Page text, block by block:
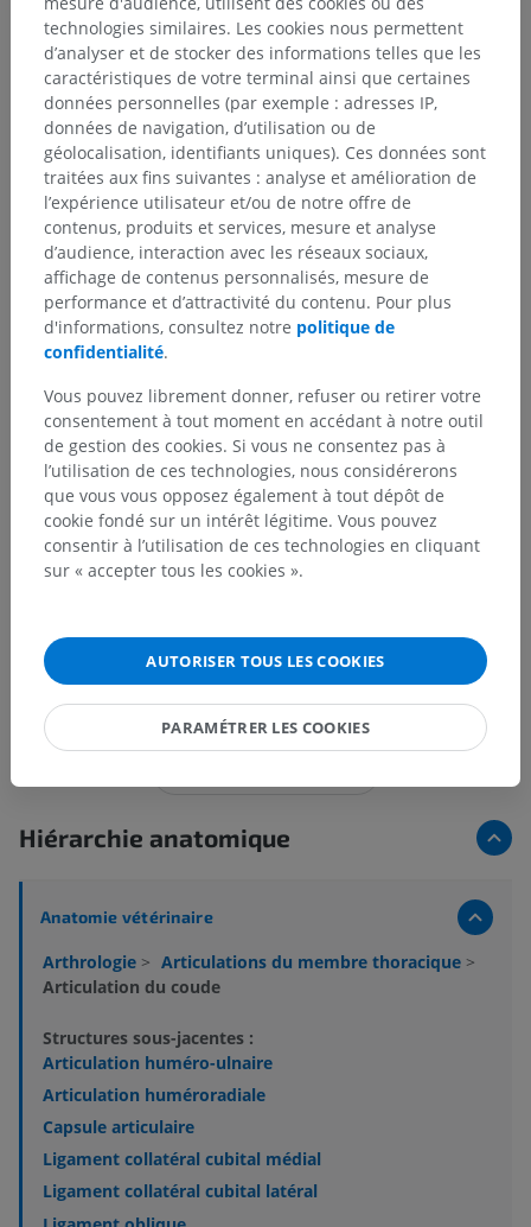
Hiérarchie anatomique
Anatomie vétérinaire
Arthrologie > Articulations du membre thoracique >
Articulation du coude
Structures sous-jacentes :
Articulation huméro-ulnaire
Articulation huméroradiale
Capsule articulaire
Ligament collatéral cubital médial
Ligament collatéral cubital latéral
technologies similaires. Les cookies nous permettent
d’analyser et de stocker des informations telles que les
caractéristiques de votre terminal ainsi que certaines
données personnelles (par exemple : adresses IP,
données de navigation, d’utilisation ou de
géolocalisation, identifiants uniques). Ces données sont
traitées aux fins suivantes : analyse et amélioration de
l’expérience utilisateur et/ou de notre offre de
contenus, produits et services, mesure et analyse
d’audience, interaction avec les réseaux sociaux,
affichage de contenus personnalisés, mesure de
performance et d’attractivité du contenu. Pour plus
d'informations, consultez notre politique de
confidentialité.
Vous pouvez librement donner, refuser ou retirer votre
consentement à tout moment en accédant à notre outil
de gestion des cookies. Si vous ne consentez pas à
l’utilisation de ces technologies, nous considérerons
que vous vous opposez également à tout dépôt de
cookie fondé sur un intérêt légitime. Vous pouvez
consentir à l’utilisation de ces technologies en cliquant
sur « accepter tous les cookies ».
AUTORISER TOUS LES COOKIES
PARAMÉTRER LES COOKIES